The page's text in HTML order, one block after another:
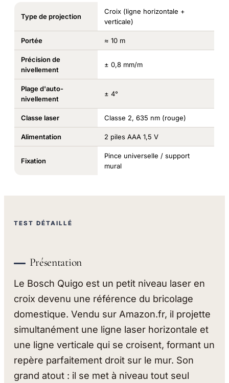
Type de projection
Croix (ligne horizontale +
verticale)
Portée ≈ 10 m
Précision de
nivellement
± 0,8 mm/m
Plage d'auto-
nivellement
± 4°
Classe laser Classe 2, 635 nm (rouge)
Alimentation 2 piles AAA 1,5 V
Fixation
Pince universelle / support
mural
TEST DÉTAILLÉ
Présentation
Le Bosch Quigo est un petit niveau laser en
croix devenu une référence du bricolage
domestique. Vendu sur Amazon.fr, il projette
simultanément une ligne laser horizontale et
une ligne verticale qui se croisent, formant un
repère parfaitement droit sur le mur. Son
grand atout : il se met à niveau tout seul